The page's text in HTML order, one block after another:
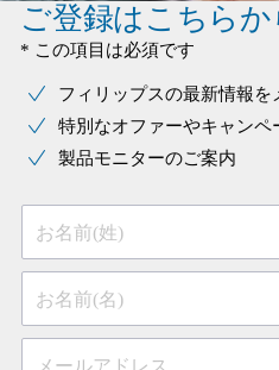
ご登録はこちらか
* この項目は必須です
フィリップスの最新情報を
特別なオファーやキャンペ
製品モニターのご案内
お名前(姓)
お名前(名)
メールアドレス